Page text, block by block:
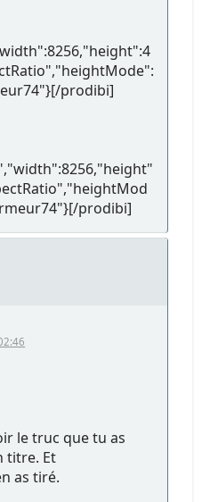
prodibi]
prodibi]
le truc que tu as
titre. Et
as tiré.